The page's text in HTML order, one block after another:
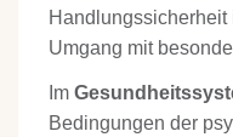
Umgang mit
Im
Bedingungen der